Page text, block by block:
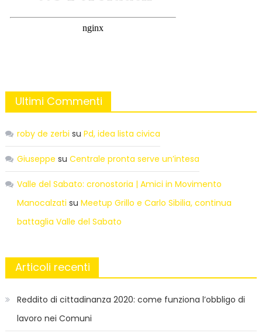
Ultimi Commenti
roby de zerbi su Pd, idea lista civica
Giuseppe su Centrale pronta serve un’intesa
Valle del Sabato: cronostoria | Amici in Movimento
Manocalzati su Meetup Grillo e Carlo Sibilia, continua
battaglia Valle del Sabato
Articoli recenti
Reddito di cittadinanza 2020: come funziona l’obbligo di
lavoro nei Comuni